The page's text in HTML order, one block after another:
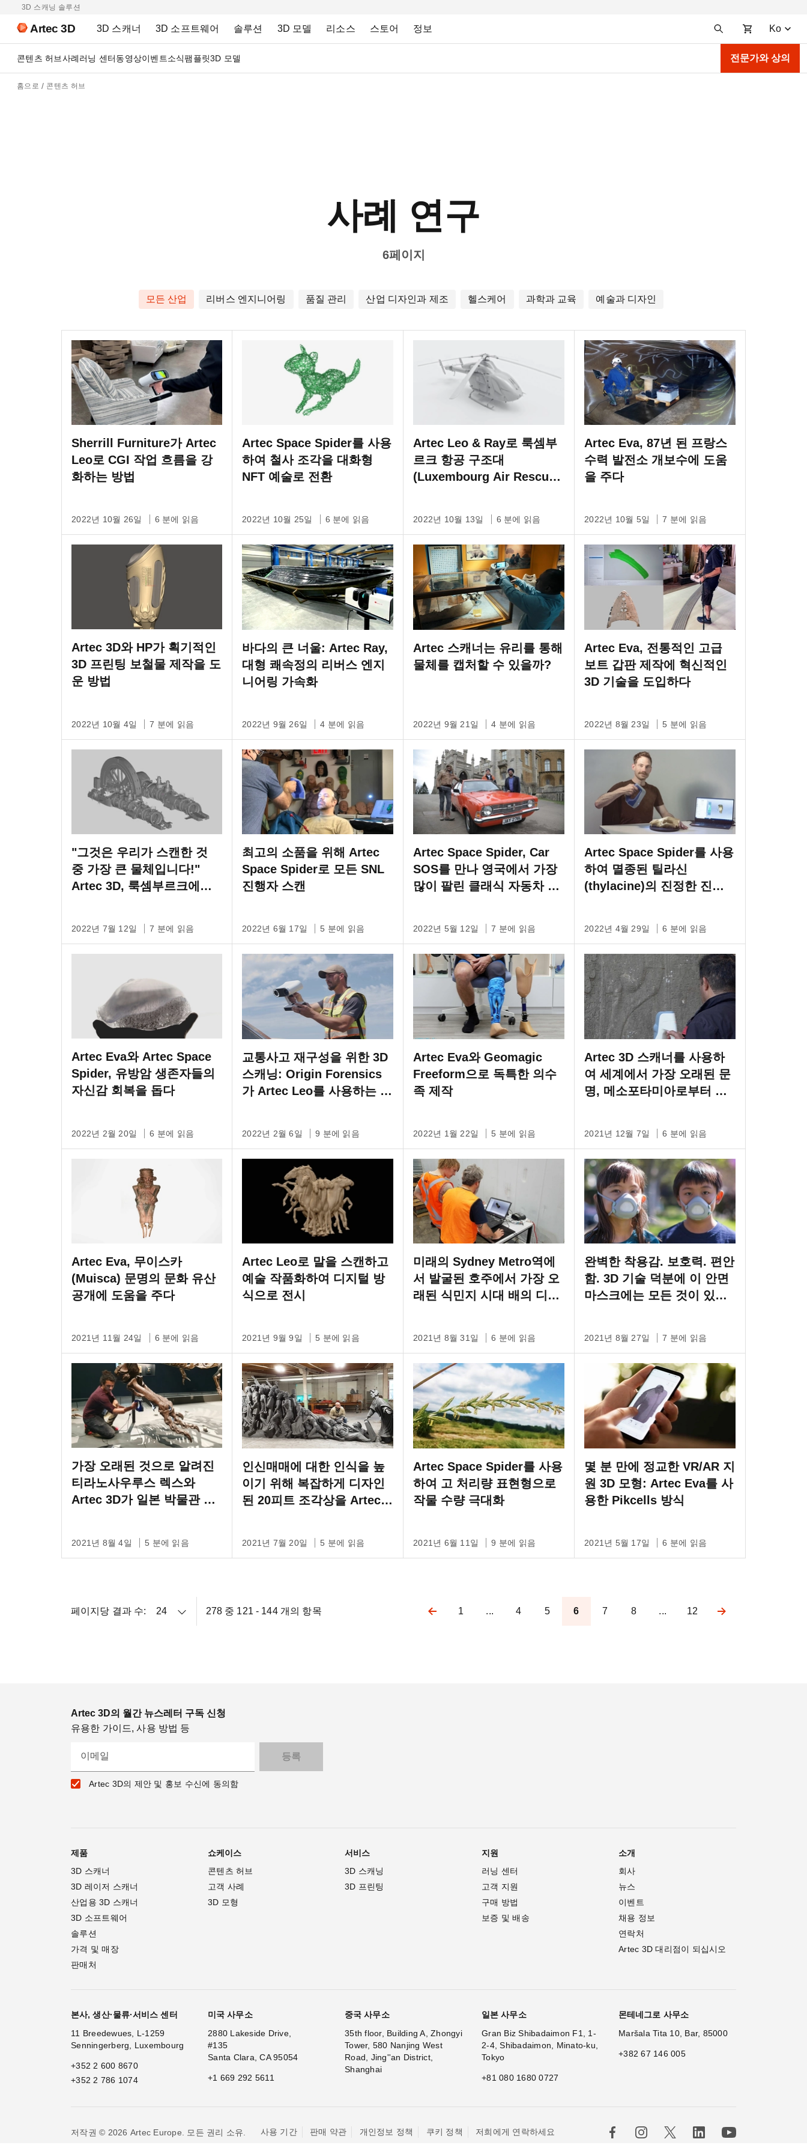
3D 스캐닝 솔루션
Artec 3D 3D 스캐너 3D 소프트웨어 솔루션 3D 모델 리소스 스토어 정보 Ko
콘텐츠 허브사례러닝 센터동영상이벤트소식팸플릿3D 모델 전문가와 상의
홈으로 콘텐츠 허브
사례 연구
6페이지
모든 산업 리버스 엔지니어링 품질 관리 산업 디자인과 제조 헬스케어 과학과 교육 예술과 디자인
Sherrill Furniture가 Artec
Leo로 CGI 작업 흐름을 강
화하는 방법
2022년 10월 26일 6 분에 읽음
Artec Space Spider를 사용
하여 철사 조각을 대화형
NFT 예술로 전환
2022년 10월 25일 6 분에 읽음
Artec Leo & Ray로 룩셈부
르크 항공 구조대
(Luxembourg Air Rescue)
2022년 10월 13일 6 분에 읽음
Artec Eva, 87년 된 프랑스
수력 발전소 개보수에 도움
을 주다
2022년 10월 5일 7 분에 읽음
Artec 3D와 HP가 획기적인
3D 프린팅 보철물 제작을 도
운 방법
2022년 10월 4일 7 분에 읽음
바다의 큰 너울: Artec Ray,
대형 쾌속정의 리버스 엔지
니어링 가속화
2022년 9월 26일 4 분에 읽음
Artec 스캐너는 유리를 통해
물체를 캡처할 수 있을까?
2022년 9월 21일 4 분에 읽음
Artec Eva, 전통적인 고급
보트 갑판 제작에 혁신적인
3D 기술을 도입하다
2022년 8월 23일 5 분에 읽음
"그것은 우리가 스캔한 것
중 가장 큰 물체입니다!"
Artec 3D, 룩셈부르크에서
2022년 7월 12일 7 분에 읽음
최고의 소품을 위해 Artec
Space Spider로 모든 SNL
진행자 스캔
2022년 6월 17일 5 분에 읽음
Artec Space Spider, Car
SOS를 만나 영국에서 가장
많이 팔린 클래식 자동차 중
2022년 5월 12일 7 분에 읽음
Artec Space Spider를 사용
하여 멸종된 틸라신
(thylacine)의 진정한 진화
2022년 4월 29일 6 분에 읽음
Artec Eva와 Artec Space
Spider, 유방암 생존자들의
자신감 회복을 돕다
2022년 2월 20일 6 분에 읽음
교통사고 재구성을 위한 3D
스캐닝: Origin Forensics
가 Artec Leo를 사용하는 방
2022년 2월 6일 9 분에 읽음
Artec Eva와 Geomagic
Freeform으로 독특한 의수
족 제작
2022년 1월 22일 5 분에 읽음
Artec 3D 스캐너를 사용하
여 세계에서 가장 오래된 문
명, 메소포타미아로부터 구
2021년 12월 7일 6 분에 읽음
Artec Eva, 무이스카
(Muisca) 문명의 문화 유산
공개에 도움을 주다
2021년 11월 24일 6 분에 읽음
Artec Leo로 말을 스캔하고
예술 작품화하여 디지털 방
식으로 전시
2021년 9월 9일 5 분에 읽음
미래의 Sydney Metro역에
서 발굴된 호주에서 가장 오
래된 식민지 시대 배의 디지
2021년 8월 31일 6 분에 읽음
완벽한 착용감. 보호력. 편안
함. 3D 기술 덕분에 이 안면
마스크에는 모든 것이 있습
2021년 8월 27일 7 분에 읽음
가장 오래된 것으로 알려진
티라노사우루스 렉스와
Artec 3D가 일본 박물관 전
2021년 8월 4일 5 분에 읽음
인신매매에 대한 인식을 높
이기 위해 복잡하게 디자인
된 20피트 조각상을 Artec
2021년 7월 20일 5 분에 읽음
Artec Space Spider를 사용
하여 고 처리량 표현형으로
작물 수량 극대화
2021년 6월 11일 9 분에 읽음
몇 분 만에 정교한 VR/AR 지
원 3D 모형: Artec Eva를 사
용한 Pikcells 방식
2021년 5월 17일 6 분에 읽음
페이지당 결과 수: 278 중 121 - 144 개의 항목
Pagination
1 ... 4 5 6 7 8 ... 12
Artec 3D의 월간 뉴스레터 구독 신청
유용한 가이드, 사용 방법 등
이메일
Artec 3D의 제안 및 홍보 수신에 동의함
제품
3D 스캐너
3D 레이저 스캐너
산업용 3D 스캐너
3D 소프트웨어
솔루션
가격 및 매장
판매처
쇼케이스
콘텐츠 허브
고객 사례
3D 모형
서비스
3D 스캐닝
3D 프린팅
지원
러닝 센터
고객 지원
구매 방법
보증 및 배송
소개
회사
뉴스
이벤트
채용 정보
연락처
Artec 3D 대리점이 되십시오
본사, 생산·물류·서비스 센터
11 Breedewues, L-1259
Senningerberg, Luxembourg
+352 2 600 8670
+352 2 786 1074
미국 사무소
2880 Lakeside Drive,
#135
Santa Clara, CA 95054
+1 669 292 5611
중국 사무소
35th floor, Building A, Zhongyi
Tower, 580 Nanjing West
Road, Jing''an District,
Shanghai
일본 사무소
Gran Biz Shibadaimon F1, 1-
2-4, Shibadaimon, Minato-ku,
Tokyo
+81 080 1680 0727
몬테네그로 사무소
Maršala Tita 10, Bar, 85000
+382 67 146 005
저작권 © 2026 Artec Europe. 모든 권리 소유. 사용 기간 판매 약관 개인정보 정책 쿠키 정책 저희에게 연락하세요